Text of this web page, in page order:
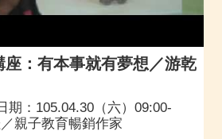
座：有本事就有夢想／游乾
期：105.04.30（六）09:00-
親子教育暢銷作家